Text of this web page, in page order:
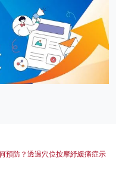
預防？透過穴位按摩紓緩痛症示